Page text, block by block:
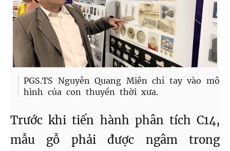
PGS.TS Nguyễn Quang Miên chỉ tay vào mô
hình của con thuyền thời xưa.
Trước khi tiến hành phân tích C14,
mẫu gỗ phải được ngâm trong